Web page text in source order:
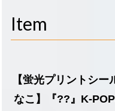
Item
【蛍光プリントシ
なこ】『??』K-